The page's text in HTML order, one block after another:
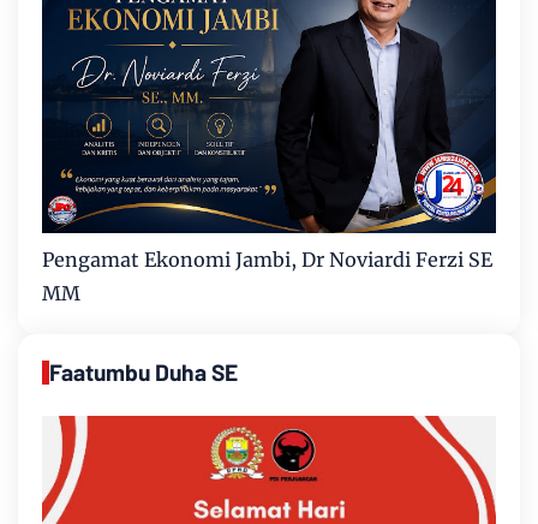
Pengamat Ekonomi Jambi, Dr Noviardi Ferzi SE
MM
Faatumbu Duha SE